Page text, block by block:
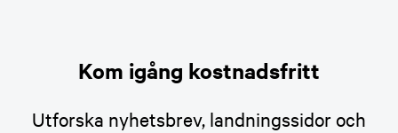
Kom igång kostnadsfritt
Utforska nyhetsbrev, landningssidor och